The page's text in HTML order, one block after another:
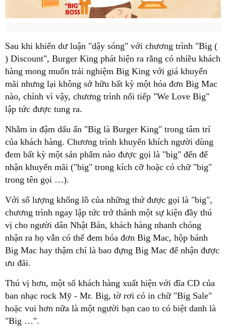
Sau khi khiến dư luận "dậy sóng" với chương trình "Big (
) Discount", Burger King phát hiện ra rằng có nhiều khách
hàng mong muốn trải nghiệm Big King với giá khuyến
mãi nhưng lại không sở hữu bất kỳ một hóa đơn Big Mac
nào, chính vì vậy, chương trình nối tiếp "We Love Big"
lập tức được tung ra.
Nhằm in đậm dấu ấn "Big là Burger King" trong tâm trí
của khách hàng. Chương trình khuyến khích người dùng
đem bất kỳ một sản phẩm nào được gọi là "big" đến để
nhận khuyến mãi ("big" trong kích cỡ hoặc có chữ "big"
trong tên gọi …).
Với số lượng khổng lồ của những thứ được gọi là "big",
chương trình ngay lập tức trở thành một sự kiện đầy thú
vị cho người dân Nhật Bản, khách hàng nhanh chóng
nhận ra họ vẫn có thể đem hóa đơn Big Mac, hộp bánh
Big Mac hay thậm chí là bao đựng Big Mac để nhận được
ưu đãi.
Thú vị hơn, một số khách hàng xuất hiện với đĩa CD của
ban nhạc rock Mỹ - Mr. Big, tờ rơi có in chữ "Big Sale"
hoặc vui hơn nữa là một người bạn cao to có biệt danh là
"Big …".